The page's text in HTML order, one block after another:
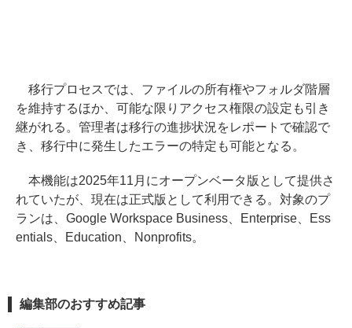
移行プロセスでは、ファイルの所有権やフォルダ階層
を維持するほか、可能な限りアクセス権限の設定も引き
継がれる。管理者は移行の進捗状況をレポートで確認で
き、移行中に発生したエラーの特定も可能となる。
本機能は2025年11月にオープンベータ版として提供さ
れていたが、現在は正式版として利用できる。対象のプ
ランは、Google Workspace Business、Enterprise、Ess
entials、Education、Nonprofits。
編集部のおすすめ記事